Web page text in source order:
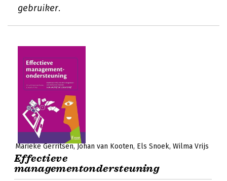
gebruiker.
Marieke Gerritsen Johan van Kooten Els Snoek Wilma Vrijs
Effectieve
managementondersteuning